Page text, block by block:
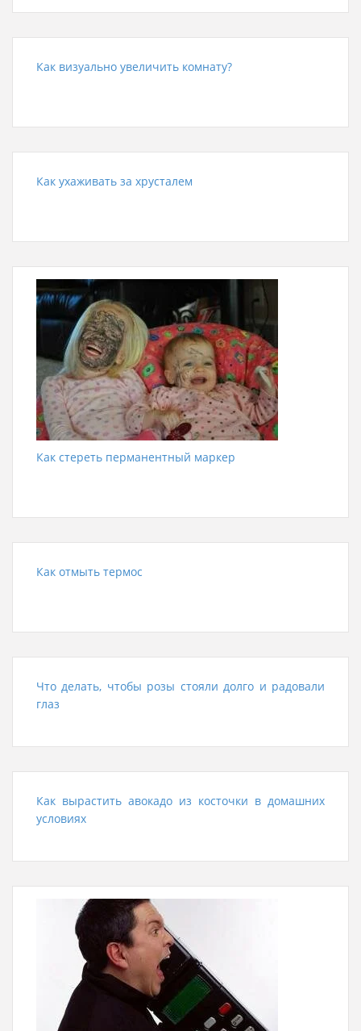
Как визуально увеличить комнату?
Как ухаживать за хрусталем
Как стереть перманентный маркер
Как отмыть термос
Что делать, чтобы розы стояли долго и радовали
глаз
Как вырастить авокадо из косточки в домашних
условиях